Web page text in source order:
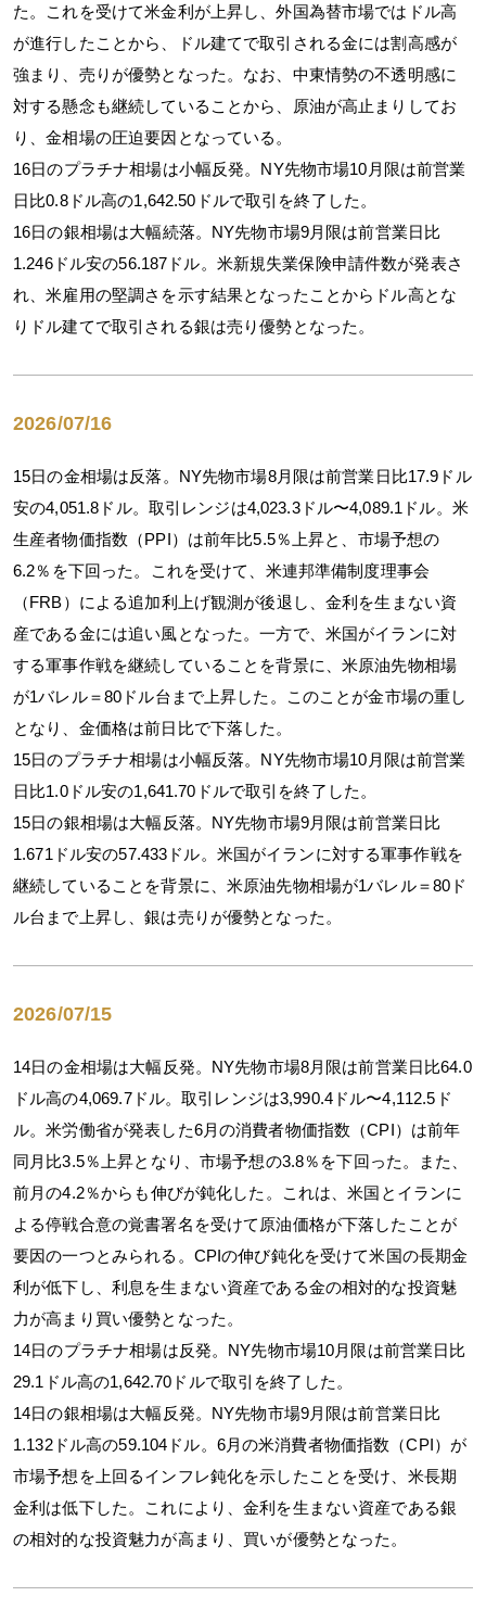
た。これを受けて米金利が上昇し、外国為替市場ではドル高
が進行したことから、ドル建てで取引される金には割高感が
強まり、売りが優勢となった。なお、中東情勢の不透明感に
対する懸念も継続していることから、原油が高止まりしてお
り、金相場の圧迫要因となっている。
16日のプラチナ相場は小幅反発。NY先物市場10月限は前営業
日比0.8ドル高の1,642.50ドルで取引を終了した。
16日の銀相場は大幅続落。NY先物市場9月限は前営業日比
1.246ドル安の56.187ドル。米新規失業保険申請件数が発表さ
れ、米雇用の堅調さを示す結果となったことからドル高とな
りドル建てで取引される銀は売り優勢となった。
2026/07/16
15日の金相場は反落。NY先物市場8月限は前営業日比17.9ドル
安の4,051.8ドル。取引レンジは4,023.3ドル〜4,089.1ドル。米
生産者物価指数（PPI）は前年比5.5％上昇と、市場予想の
6.2％を下回った。これを受けて、米連邦準備制度理事会
（FRB）による追加利上げ観測が後退し、金利を生まない資
産である金には追い風となった。一方で、米国がイランに対
する軍事作戦を継続していることを背景に、米原油先物相場
が1バレル＝80ドル台まで上昇した。このことが金市場の重し
となり、金価格は前日比で下落した。
15日のプラチナ相場は小幅反落。NY先物市場10月限は前営業
日比1.0ドル安の1,641.70ドルで取引を終了した。
15日の銀相場は大幅反落。NY先物市場9月限は前営業日比
1.671ドル安の57.433ドル。米国がイランに対する軍事作戦を
継続していることを背景に、米原油先物相場が1バレル＝80ド
ル台まで上昇し、銀は売りが優勢となった。
2026/07/15
14日の金相場は大幅反発。NY先物市場8月限は前営業日比64.0
ドル高の4,069.7ドル。取引レンジは3,990.4ドル〜4,112.5ド
ル。米労働省が発表した6月の消費者物価指数（CPI）は前年
同月比3.5％上昇となり、市場予想の3.8％を下回った。また、
前月の4.2％からも伸びが鈍化した。これは、米国とイランに
よる停戦合意の覚書署名を受けて原油価格が下落したことが
要因の一つとみられる。CPIの伸び鈍化を受けて米国の長期金
利が低下し、利息を生まない資産である金の相対的な投資魅
力が高まり買い優勢となった。
14日のプラチナ相場は反発。NY先物市場10月限は前営業日比
29.1ドル高の1,642.70ドルで取引を終了した。
14日の銀相場は大幅反発。NY先物市場9月限は前営業日比
1.132ドル高の59.104ドル。6月の米消費者物価指数（CPI）が
市場予想を上回るインフレ鈍化を示したことを受け、米長期
金利は低下した。これにより、金利を生まない資産である銀
の相対的な投資魅力が高まり、買いが優勢となった。